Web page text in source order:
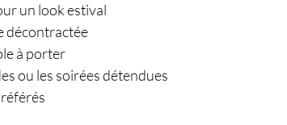
un look estival
décontractée
à porter
ou les soirées détendues